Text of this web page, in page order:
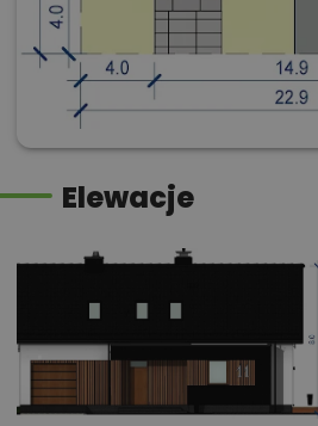
Elewacje